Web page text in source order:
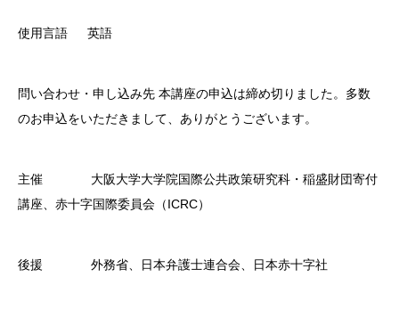
使用言語 英語
問い合わせ・申し込み先 本講座の申込は締め切りました。多数
のお申込をいただきまして、ありがとうございます。
主催 大阪大学大学院国際公共政策研究科・稲盛財団寄付
講座、赤十字国際委員会（ICRC）
後援 外務省、日本弁護士連合会、日本赤十字社